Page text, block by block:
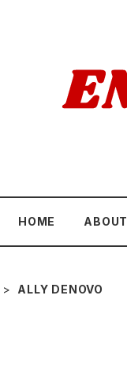
HOME ABOUT
ALLY DENOVO